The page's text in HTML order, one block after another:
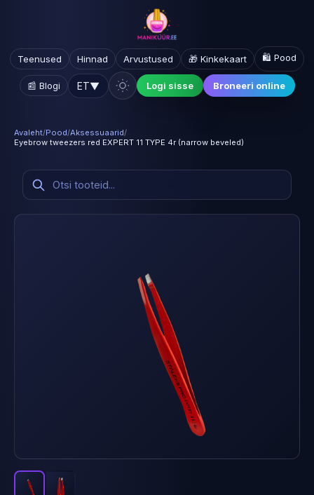
Teenused Hinnad Arvustused 🎁 Kinkekaart 🛍️ Pood
📰 Blogi ET▼ Logi sisse Broneeri online
Avaleht/Pood/Aksessuaarid/
Eyebrow tweezers red EXPERT 11 TYPE 4r (narrow beveled)